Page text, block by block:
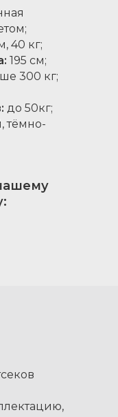
40 кг;
195 см;
300 кг;
до 50кг;
тёмно-